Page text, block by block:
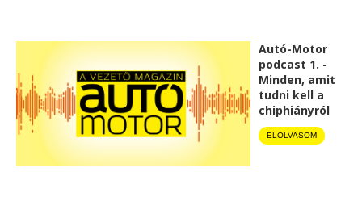
Autó-Motor
podcast 1. -
Minden, amit
tudni kell a
chiphiányról
ELOLVASOM